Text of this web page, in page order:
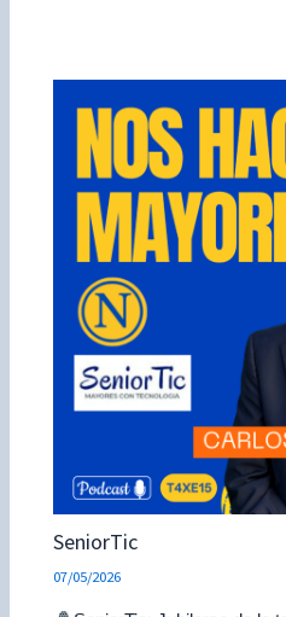
SeniorTic
07/05/2026